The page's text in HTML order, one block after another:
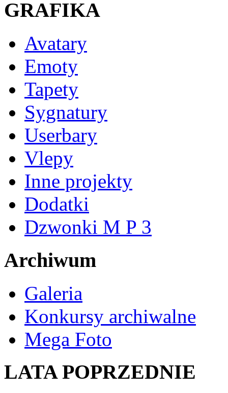
GRAFIKA
Avatary
Emoty
Tapety
Sygnatury
Userbary
Vlepy
Inne projekty
Dodatki
Dzwonki M P 3
Archiwum
Galeria
Konkursy archiwalne
Mega Foto
LATA POPRZEDNIE